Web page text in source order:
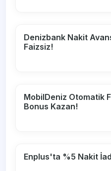
Denizbank Nakit
Faizsiz!
MobilDeniz Otomatik
Bonus Kazan!
Enplus'ta %5 Nakit